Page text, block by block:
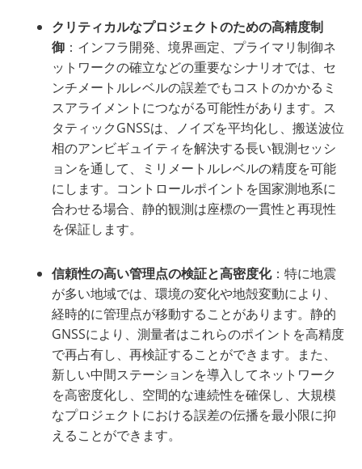
クリティカルなプロジェクトのための高精度制
御 ：インフラ開発、境界画定、プライマリ制御ネ
ットワークの確立などの重要なシナリオでは、セ
ンチメートルレベルの誤差でもコストのかかるミ
スアライメントにつながる可能性があります。ス
タティックGNSSは、ノイズを平均化し、搬送波位
相のアンビギュイティを解決する長い観測セッシ
ョンを通して、ミリメートルレベルの精度を可能
にします。コントロールポイントを国家測地系に
合わせる場合、静的観測は座標の一貫性と再現性
を保証します。
信頼性の高い管理点の検証と高密度化：特に地震
が多い地域では、環境の変化や地殻変動により、
経時的に管理点が移動することがあります。静的
GNSSにより、測量者はこれらのポイントを高精度
で再占有し、再検証することができます。また、
新しい中間ステーションを導入してネットワーク
を高密度化し、空間的な連続性を確保し、大規模
なプロジェクトにおける誤差の伝播を最小限に抑
えることができます。